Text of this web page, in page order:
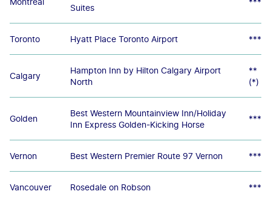
Suites
Toronto Hyatt Place Toronto Airport ***
Calgary
Hampton Inn by Hilton Calgary Airport
North
**
(*)
Golden
Best Western Mountainview Inn/Holiday
Inn Express Golden-Kicking Horse
***
Vernon Best Western Premier Route 97 Vernon ***
Vancouver Rosedale on Robson ***